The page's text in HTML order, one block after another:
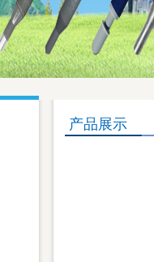
产品展示